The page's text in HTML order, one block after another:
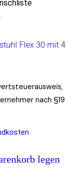
Flex 30 mit 4
nach §19
legen